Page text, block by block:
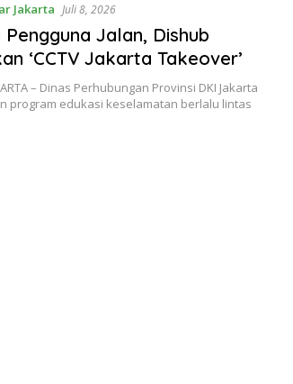
Jakarta Juli 8, 2026
Pengguna Jalan, Dishub
‘CCTV Jakarta Takeover’
– Dinas Perhubungan Provinsi DKI Jakarta
program edukasi keselamatan berlalu lintas